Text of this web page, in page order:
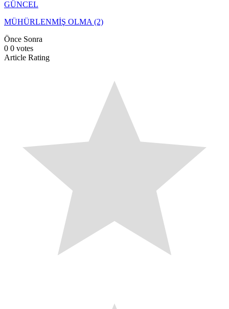
GÜNCEL
MÜHÜRLENMİŞ OLMA (2)
Önce Sonra
0 0 votes
Article Rating